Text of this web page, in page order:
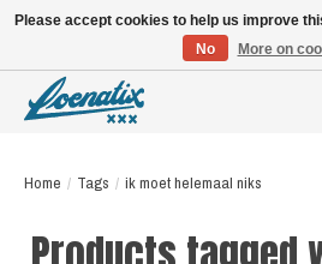
Home / Tags / ik moet helemaal niks
Please accept cookies to help us improve
No
More on